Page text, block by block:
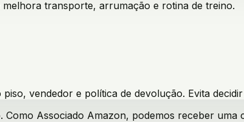
transporte, arrumação e rotina de treino.
vendedor e política de devolução. Evita
Como Associado Amazon, podemos receber